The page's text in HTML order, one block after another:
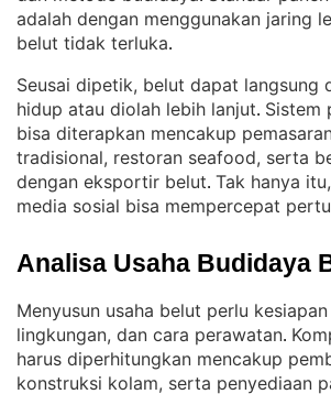
adalah dengan menggunakan jaring
belut tidak terluka.
Seusai dipetik, belut dapat langsung
hidup atau diolah lebih lanjut. Sistem
bisa diterapkan mencakup
tradisional, restoran seafood, serta
dengan eksportir belut. Tak hanya
media sosial bisa mempercepat
Analisa Usaha Budidaya
Menyusun usaha belut perlu
lingkungan, dan cara perawatan.
harus diperhitungkan mencakup
konstruksi kolam, serta penyediaan